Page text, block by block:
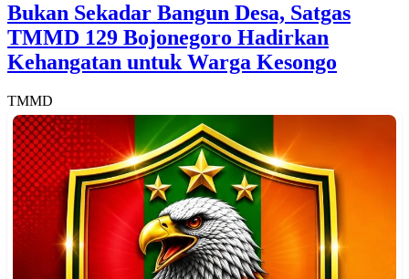
Bukan Sekadar Bangun Desa, Satgas
TMMD 129 Bojonegoro Hadirkan
Kehangatan untuk Warga Kesongo
TMMD